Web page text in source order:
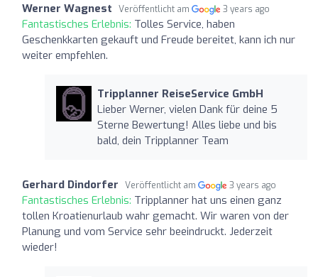
Werner Wagnest Veröffentlicht am 3 years ago
Fantastisches Erlebnis: Tolles Service, haben
Geschenkkarten gekauft und Freude bereitet, kann ich nur
weiter empfehlen.
Tripplanner ReiseService GmbH
Lieber Werner, vielen Dank für deine 5
Sterne Bewertung! Alles liebe und bis
bald, dein Tripplanner Team
Gerhard Dindorfer Veröffentlicht am 3 years ago
Fantastisches Erlebnis: Tripplanner hat uns einen ganz
tollen Kroatienurlaub wahr gemacht. Wir waren von der
Planung und vom Service sehr beeindruckt. Jederzeit
wieder!